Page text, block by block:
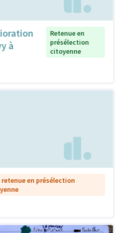
à
Retenue en
présélection
citoyenne
retenue en présélection